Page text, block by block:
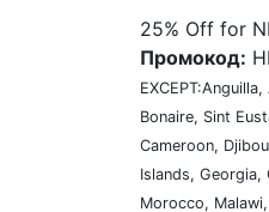
25% Off for
Промокод:
Bonaire, Sint
Cameroon,
Islands, Georgia,
Morocco,